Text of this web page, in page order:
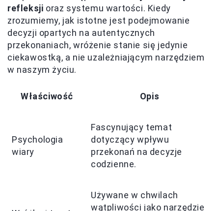
refleksji oraz systemu wartości. Kiedy
zrozumiemy, jak istotne jest podejmowanie
decyzji opartych na autentycznych
przekonaniach, wróżenie stanie się jedynie
ciekawostką, a nie uzależniającym narzędziem
w naszym życiu.
Właściwość Opis
Psychologia
wiary
Fascynujący temat
dotyczący wpływu
przekonań na decyzje
codzienne.
Używane w chwilach
wątpliwości jako narzędzie